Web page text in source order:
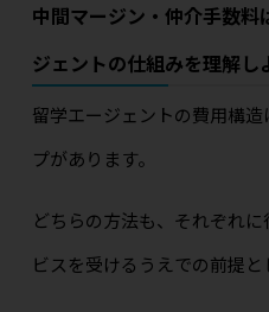
中間マージン・仲介手数
ジェントの仕組みを理解し
留学エージェントの費用構
プがあります。
どちらの方法も、それぞれ
ビスを受けるうえでの前提と